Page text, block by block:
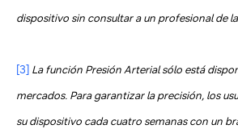
dispositivo sin consultar a un profesional de
[3] La función Presión Arterial sólo está
mercados. Para garantizar la precisión, los
su dispositivo cada cuatro semanas con un